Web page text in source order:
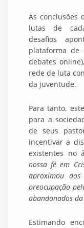
As conclusões
lutas de
desafios
plataforma de
debates
rede de luta
da juventude.
Para tanto,
para a
de seus
incentivar a
existentes no
nossa fé em
aproximou
preocupação
abandonados
Estimando